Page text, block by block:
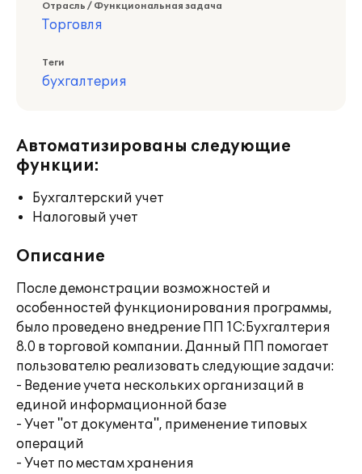
Отрасль / Функциональная задача
Торговля
Теги
бухгалтерия
Автоматизированы следующие
функции:
Бухгалтерский учет
Налоговый учет
Описание
После демонстрации возможностей и
особенностей функционирования программы,
было проведено внедрение ПП 1C:Бухгалтерия
8.0 в торговой компании. Данный ПП помогает
пользователю реализовать следующие задачи:
- Ведение учета нескольких организаций в
единой информационной базе
- Учет "от документа", применение типовых
операций
- Учет по местам хранения